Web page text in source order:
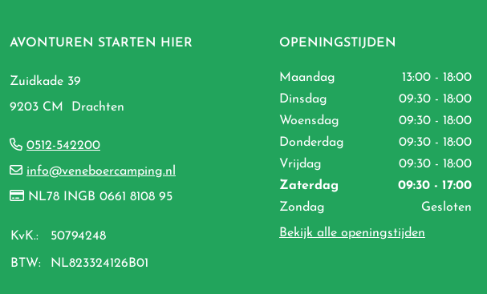
AVONTUREN STARTEN HIER
Zuidkade 39
9203 CM Drachten
0512-542200
info@veneboercamping.nl
NL78 INGB 0661 8108 95
KvK.: 50794248
BTW: NL823324126B01
OPENINGSTIJDEN
Maandag
13:00 - 18:00
Dinsdag
09:30 - 18:00
Woensdag
09:30 - 18:00
Donderdag
09:30 - 18:00
Vrijdag
09:30 - 18:00
Zaterdag
09:30 - 17:00
Zondag
Gesloten
Bekijk alle openingstijden